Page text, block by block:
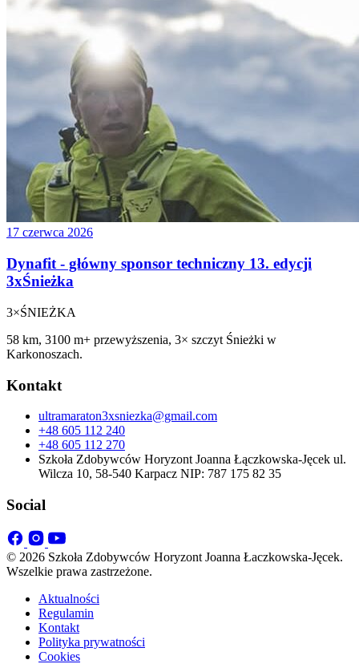
17 czerwca 2026
Dynafit - główny sponsor techniczny 13. edycji
3xŚnieżka
3×ŚNIEŻKA
58 km, 3100 m+ przewyższenia, 3× szczyt Śnieżki w
Karkonoszach.
Kontakt
ultramaraton3xsniezka@gmail.com
+48 605 112 240
+48 605 112 270
Szkoła Zdobywców Horyzont Joanna Łączkowska-Jęcek ul.
Wilcza 10, 58-540 Karpacz NIP: 787 175 82 35
Social
© 2026 Szkoła Zdobywców Horyzont Joanna Łaczkowska-Jęcek.
Wszelkie prawa zastrzeżone.
Aktualności
Regulamin
Kontakt
Polityka prywatności
Cookies